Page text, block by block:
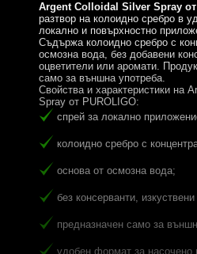
Argent Colloidal Silver Spray от
разтвор на колоидно сребро в
локално и повърхностно
Съдържа колоидно сребро с
осмозна вода, без добавени
оцветители или аромати.
само за външна употреба.
Свойства и характеристики на
Spray от PUROLIGO:
спрей за локално
колоидно сребро с
основа от осмозна вода;
без консерванти,
предназначен само за
удобен формат за насочено